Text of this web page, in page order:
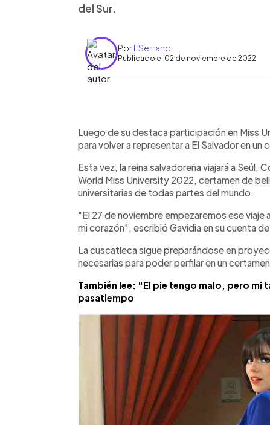
del Sur.
PorI. Serrano
Publicado el 02 de noviembre de 2022
Escuchar artículo
Luego de su destaca participación en Miss
para volver a representar a El Salvador en un
Esta vez, la reina salvadoreña viajará a Seúl,
World Miss University 2022, certamen de
universitarias de todas partes del mundo.
"El 27 de noviembre empezaremos ese viaje
mi corazón", escribió Gavidia en su cuenta
La cuscatleca sigue preparándose en
necesarias para poder perfilar en un
También lee: "El pie tengo malo, pero
pasatiempo